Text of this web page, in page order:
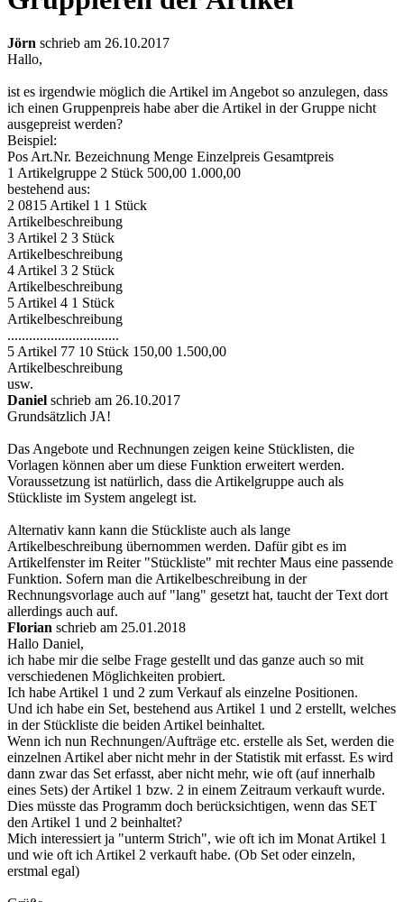
Jörn schrieb am 26.10.2017
Hallo,
ist es irgendwie möglich die Artikel im Angebot so anzulegen, dass
ich einen Gruppenpreis habe aber die Artikel in der Gruppe nicht
ausgepreist werden?
Beispiel:
Pos Art.Nr. Bezeichnung Menge Einzelpreis Gesamtpreis
1 Artikelgruppe 2 Stück 500,00 1.000,00
bestehend aus:
2 0815 Artikel 1 1 Stück
Artikelbeschreibung
3 Artikel 2 3 Stück
Artikelbeschreibung
4 Artikel 3 2 Stück
Artikelbeschreibung
5 Artikel 4 1 Stück
Artikelbeschreibung
...............................
5 Artikel 77 10 Stück 150,00 1.500,00
Artikelbeschreibung
usw.
Daniel schrieb am 26.10.2017
Grundsätzlich JA!
Das Angebote und Rechnungen zeigen keine Stücklisten, die
Vorlagen können aber um diese Funktion erweitert werden.
Voraussetzung ist natürlich, dass die Artikelgruppe auch als
Stückliste im System angelegt ist.
Alternativ kann kann die Stückliste auch als lange
Artikelbeschreibung übernommen werden. Dafür gibt es im
Artikelfenster im Reiter "Stückliste" mit rechter Maus eine passende
Funktion. Sofern man die Artikelbeschreibung in der
Rechnungsvorlage auch auf "lang" gesetzt hat, taucht der Text dort
allerdings auch auf.
Florian schrieb am 25.01.2018
Hallo Daniel,
ich habe mir die selbe Frage gestellt und das ganze auch so mit
verschiedenen Möglichkeiten probiert.
Ich habe Artikel 1 und 2 zum Verkauf als einzelne Positionen.
Und ich habe ein Set, bestehend aus Artikel 1 und 2 erstellt, welches
in der Stückliste die beiden Artikel beinhaltet.
Wenn ich nun Rechnungen/Aufträge etc. erstelle als Set, werden die
einzelnen Artikel aber nicht mehr in der Statistik mit erfasst. Es wird
dann zwar das Set erfasst, aber nicht mehr, wie oft (auf innerhalb
eines Sets) der Artikel 1 bzw. 2 in einem Zeitraum verkauft wurde.
Dies müsste das Programm doch berücksichtigen, wenn das SET
den Artikel 1 und 2 beinhaltet?
Mich interessiert ja "unterm Strich", wie oft ich im Monat Artikel 1
und wie oft ich Artikel 2 verkauft habe. (Ob Set oder einzeln,
erstmal egal)